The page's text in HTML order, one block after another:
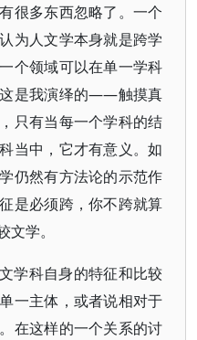
很多东西忽略了。一个
为人文学本身就是跨学
个领域可以在单一学科
是我演绎的——触摸真
只有当每一个学科的结
当中，它才有意义。如
仍然有方法论的示范作
是必须跨，你不跨就算
学。
学科自身的特征和比较
一主体，或者说相对于
在这样的一个关系的讨